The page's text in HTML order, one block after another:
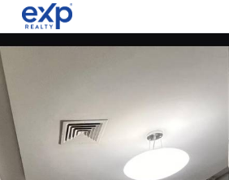
de la Ciudad! 🏢✨ - eXp